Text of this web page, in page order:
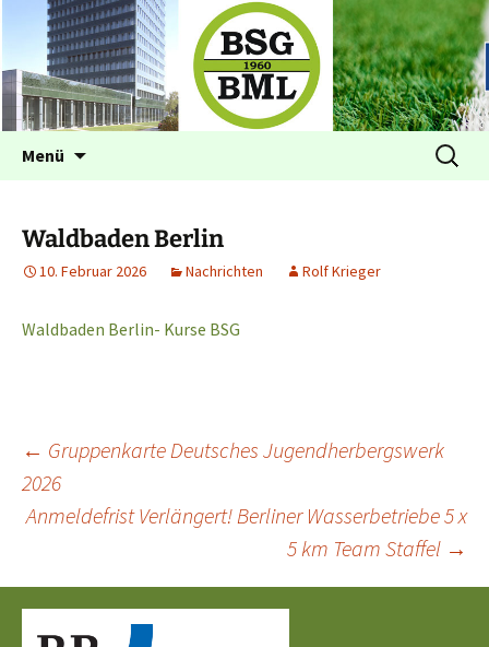
BSG im BML Bonn
Betriebssportgemeinschaft BML
Menü
Suchen
nach:
Waldbaden Berlin
10. Februar 2026 Nachrichten Rolf Krieger
Waldbaden Berlin- Kurse BSG
Beitragsnavigation
← Gruppenkarte Deutsches Jugendherbergswerk
2026
Anmeldefrist Verlängert! Berliner Wasserbetriebe 5 x
5 km Team Staffel →